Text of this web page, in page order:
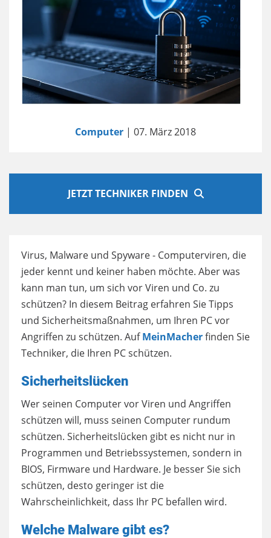
Computer | 07. März 2018
JETZT TECHNIKER FINDEN
Virus, Malware und Spyware - Computerviren, die
jeder kennt und keiner haben möchte. Aber was
kann man tun, um sich vor Viren und Co. zu
schützen? In diesem Beitrag erfahren Sie Tipps
und Sicherheitsmaßnahmen, um Ihren PC vor
Angriffen zu schützen. AufMeinMacherfinden Sie
Techniker, die Ihren PC schützen.
Sicherheitslücken
Wer seinen Computer vor Viren und Angriffen
schützen will, muss seinen Computer rundum
schützen. Sicherheitslücken gibt es nicht nur in
Programmen und Betriebssystemen, sondern in
BIOS, Firmware und Hardware. Je besser Sie sich
schützen, desto geringer ist die
Wahrscheinlichkeit, dass Ihr PC befallen wird.
Welche Malware gibt es?